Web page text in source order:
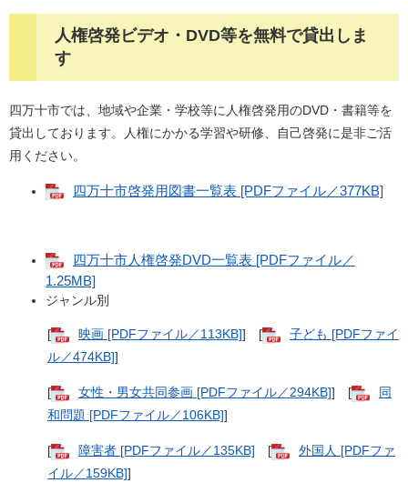
人権啓発ビデオ・DVD等を無料で貸出しま
す
四万十市では、地域や企業・学校等に人権啓発用のDVD・書籍等を
貸出しております。人権にかかる学習や研修、自己啓発に是非ご活
用ください。
四万十市啓発用図書一覧表 [PDFファイル／377KB]
四万十市人権啓発DVD一覧表 [PDFファイル／
1.25MB]
ジャンル別
[ 映画 [PDFファイル／113KB]] [
子ども [PDFファイ
ル／474KB]]
[ 女性・男女共同参画 [PDFファイル／294KB]] [
同
和問題 [PDFファイル／106KB]]
[ 障害者 [PDFファイル／135KB] [
外国人 [PDFファ
イル／159KB]]